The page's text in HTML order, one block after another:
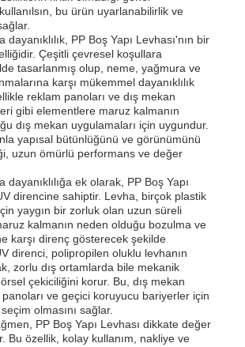
bu ürün uyarlanabilirlik ve
dayanıklılık, PP Boş Yapı Levhası'nın bir
Çeşitli çevresel koşullara
tasarlanmış olup, neme, yağmura ve
karşı mükemmel dayanıklılık
reklam panoları ve dış mekan
gibi elementlere maruz kalmanın
dış mekan uygulamaları için uygundur.
yapısal bütünlüğünü ve görünümünü
uzun ömürlü performans ve değer
dayanıklılığa ek olarak, PP Boş Yapı
direncine sahiptir. Levha, birçok plastik
yaygın bir zorluk olan uzun süreli
kalmanın neden olduğu bozulma ve
karşı direnç gösterecek şekilde
direnci, polipropilen oluklu levhanın
zorlu dış ortamlarda bile mekanik
çekiciliğini korur. Bu, dış mekan
ve geçici koruyucu bariyerler için
olmasını sağlar.
PP Boş Yapı Levhası dikkate değer
Bu özellik, kolay kullanım, nakliye ve